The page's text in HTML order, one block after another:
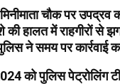
चौक पर
हालत में राहगीरों से
ने समय पर कार्रवाई
को पुलिस पेट्रोलिंग